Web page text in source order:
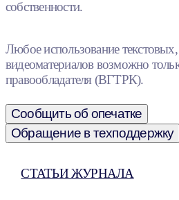
собственности.
Любое использование
видеоматериалов возможно
правообладателя (ВГТРК).
Сообщить об опечатке
Обращение в техподдержку
СТАТЬИ ЖУРНАЛА